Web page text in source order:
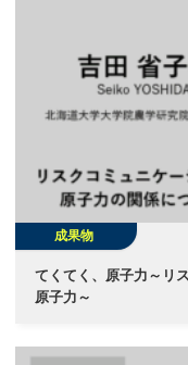
成果物
てくてく、原子力～リ
原子力～